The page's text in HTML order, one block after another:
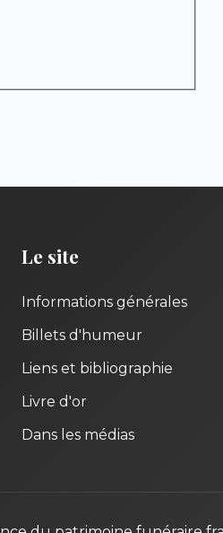
Le site
Informations générales
Billets d'humeur
Liens et bibliographie
Livre d'or
Dans les médias